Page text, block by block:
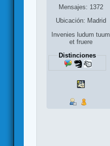
Mensajes: 1372
Ubicación: Madrid
Invenies ludum tuum
et fruere
Distinciones